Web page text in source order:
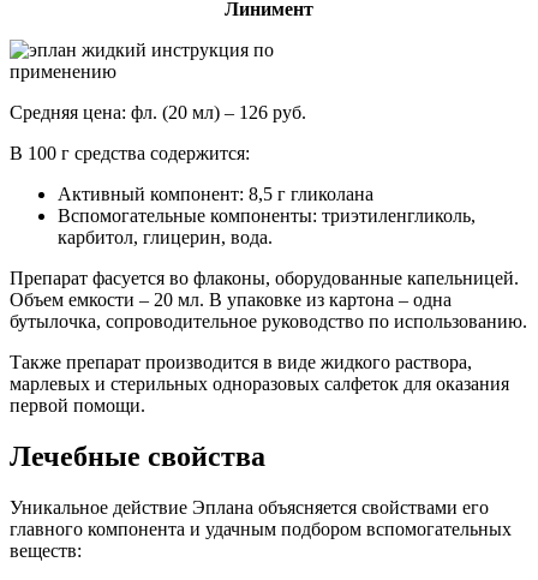
Линимент
Средняя цена: фл. (20 мл) – 126 руб.
В 100 г средства содержится:
Активный компонент: 8,5 г гликолана
Вспомогательные компоненты: триэтиленгликоль,
карбитол, глицерин, вода.
Препарат фасуется во флаконы, оборудованные капельницей.
Объем емкости – 20 мл. В упаковке из картона – одна
бутылочка, сопроводительное руководство по использованию.
Также препарат производится в виде жидкого раствора,
марлевых и стерильных одноразовых салфеток для оказания
первой помощи.
Лечебные свойства
Уникальное действие Эплана объясняется свойствами его
главного компонента и удачным подбором вспомогательных
веществ: